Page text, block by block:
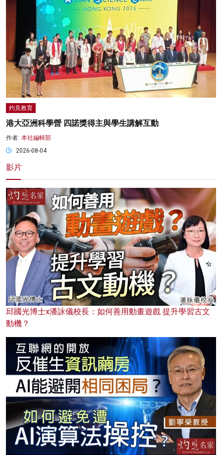
灼見教育
港大亞洲科學營 四諾獎得主與學生講解互動
作者: 本社編輯部
2026-08-04
影片
邱國光博士x潘詠儀校長：如何善用動畫遊戲 提升學習古文
動機？